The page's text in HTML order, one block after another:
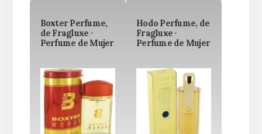
Boxter Perfume,
de Fragluxe ·
Perfume de Mujer
Hodo Perfume, de
Fragluxe ·
Perfume de Mujer